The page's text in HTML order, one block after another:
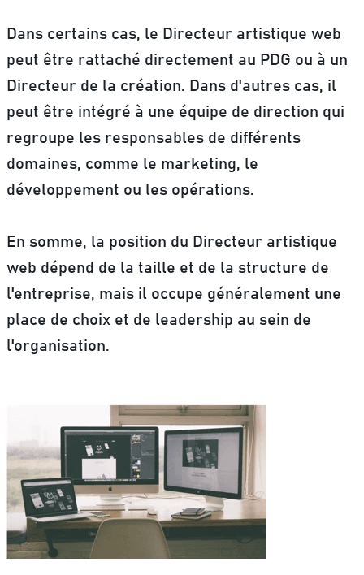
Dans certains cas, le Directeur artistique web
peut être rattaché directement au PDG ou à un
Directeur de la création. Dans d'autres cas, il
peut être intégré à une équipe de direction qui
regroupe les responsables de différents
domaines, comme le marketing, le
développement ou les opérations.
En somme, la position du Directeur artistique
web dépend de la taille et de la structure de
l'entreprise, mais il occupe généralement une
place de choix et de leadership au sein de
l'organisation.